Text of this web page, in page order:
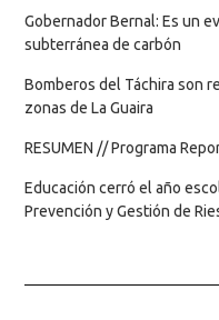
Gobernador Bernal: Es un
subterránea de carbón
Bomberos del Táchira son
zonas de La Guaira
RESUMEN // Programa
Educación cerró el año
Prevención y Gestión de